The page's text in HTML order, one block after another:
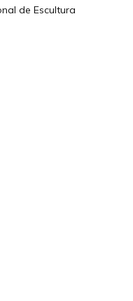
de Escultura